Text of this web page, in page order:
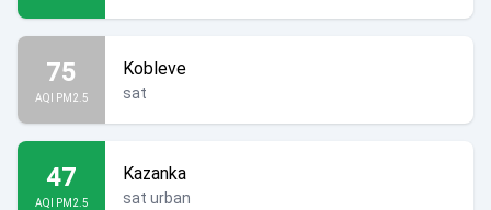
75
AQI PM2.5
Kobleve
sat
47
AQI PM2.5
Kazanka
sat urban